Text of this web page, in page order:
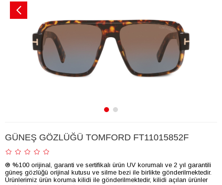
GÜNEŞ GÖZLÜĞÜ TOMFORD FT11015852F
® %100 orijinal, garanti ve sertifikalı ürün UV korumalı ve 2 yıl garantili
güneş gözlüğü orijinal kutusu ve silme bezi ile birlikte gönderilmektedir.
Ürünlerimiz ürün koruma kilidi ile gönderilmektedir, kilidi açılan ürünler